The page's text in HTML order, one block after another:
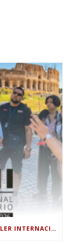
ASÍ SE VIVIÓ ITALIA EN EL XXXIII TALLER INTERNACIONAL INTERDISCIPLINAR